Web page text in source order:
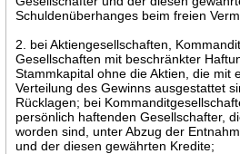
Schuldenüberhanges beim freien
2. bei Aktiengesellschaften,
Gesellschaften mit beschränkter
Stammkapital ohne die Aktien, die mit
Verteilung des Gewinns ausgestattet
Rücklagen; bei
persönlich haftenden Gesellschafter,
worden sind, unter Abzug der
und der diesen gewährten Kredite;